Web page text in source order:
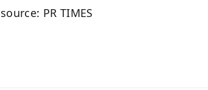
source: PR TIMES